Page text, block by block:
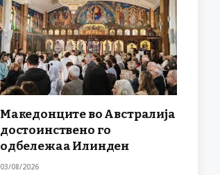
Македонците во Австралија
достоинствено го
одбележаа Илинден
03/08/2026